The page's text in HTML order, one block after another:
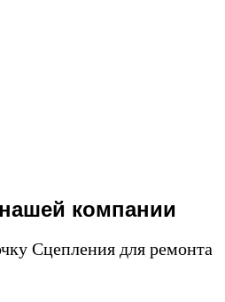
компании
Сцепления для ремонта